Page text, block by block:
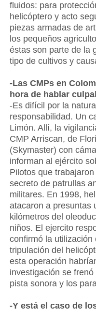
fluidos: para
helicóptero y acto
piezas armadas de
los pequeños
éstas son parte de la
tipo de cultivos y
-Las CMPs en
hora de hablar
-Es difícil por la
responsabilidad. Un
Limón. Allí, la
CMP Arriscan, de
(Skymaster) con
informan al ejército
Pilotos que
secreto de patrullas
militares. En 1998,
atacaron a presuntas
kilómetros del
niños. El ejercito
confirmó la
tripulación del
esta operación
investigación se
pista sonora y los
-Y está el caso de